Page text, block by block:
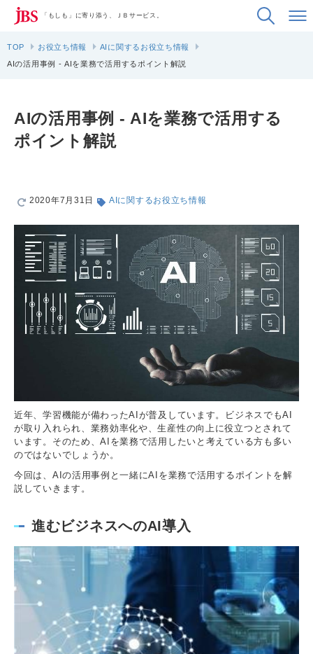
「もしも」に寄り添う、ＪＢサービス。
TOP お役立ち情報
AIに関するお役立ち情報
AIの活用事例 - AIを業務で活用するポイント解説
AIの活用事例 - AIを業務で活用する
ポイント解説
2020年7月31日 AIに関するお役立ち情報
近年、学習機能が備わったAIが普及しています。ビジネスでもAI
が取り入れられ、業務効率化や、生産性の向上に役立つとされて
います。そのため、AIを業務で活用したいと考えている方も多い
のではないでしょうか。
今回は、AIの活用事例と一緒にAIを業務で活用するポイントを解
説していきます。
進むビジネスへのAI導入